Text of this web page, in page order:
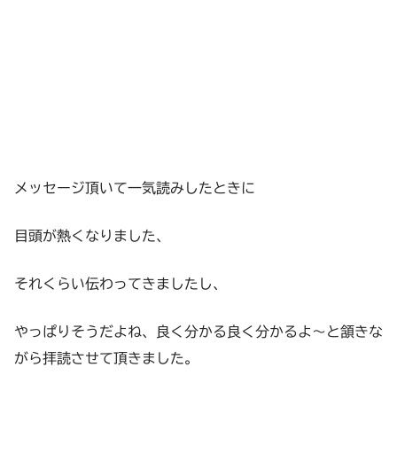
メッセージ頂いて一気読みしたときに
目頭が熱くなりました、
それくらい伝わってきましたし、
やっぱりそうだよね、良く分かる良く分かるよ～と頷きな
がら拝読させて頂きました。